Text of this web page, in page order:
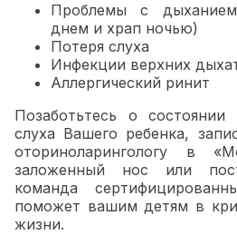
Проблемы с
днем и храп ночью)
Потеря слуха
Инфекции верхних
Аллергический ринит
Позаботьтесь о
слуха Вашего ребенка,
оториноларингологу в
заложенный нос или
команда
поможет вашим детям в
жизни.